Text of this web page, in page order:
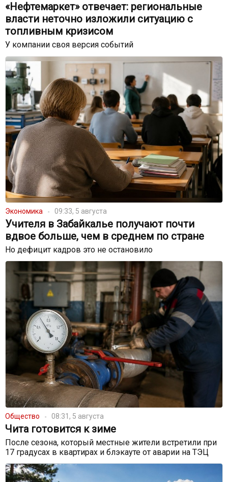
«Нефтемаркет» отвечает: региональные
власти неточно изложили ситуацию с
топливным кризисом
У компании своя версия событий
Экономика 09:33, 5 августа
Учителя в Забайкалье получают почти
вдвое больше, чем в среднем по стране
Но дефицит кадров это не остановило
Общество 08:31, 5 августа
Чита готовится к зиме
После сезона, который местные жители встретили при
17 градусах в квартирах и блэкауте от аварии на ТЭЦ